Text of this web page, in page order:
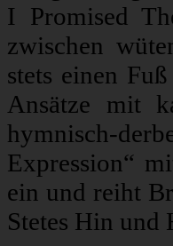
I Promised
zwischen
stets einen
Ansätze mit
hymnisch-
Expression“
ein und reiht
Stetes Hin und